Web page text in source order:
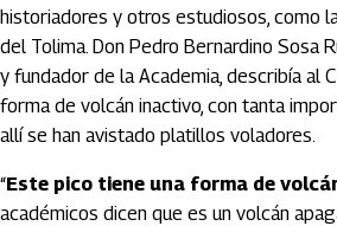
historiadores y otros estudiosos, como
del Tolima. Don Pedro Bernardino Sosa
y fundador de la Academia, describía al
forma de volcán inactivo, con tanta
allí se han avistado platillos voladores.
“Este pico tiene una forma de
académicos dicen que es un volcán